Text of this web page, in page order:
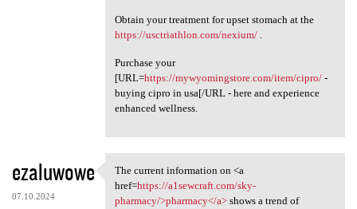
Obtain your treatment for upset stomach at the
https://usctriathlon.com/nexium/.
Purchase your
[URL=https://mywyomingstore.com/item/cipro/-
buying cipro in usa[/URL - here and experience
enhanced wellness.
ezaluwowe
07.10.2024
The current information on <a
The current information on <a
href=https://a1sewcraft.com/sky-
pharmacy/>pharmacy</a>shows a trend of